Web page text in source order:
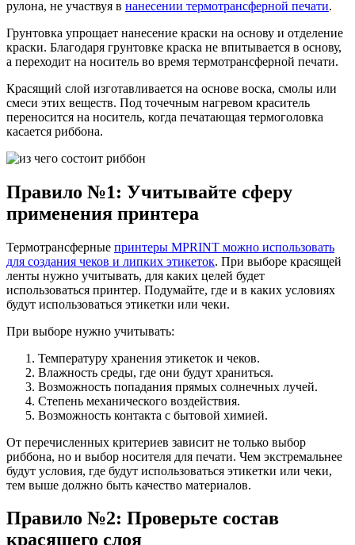
рулона, не участвуя в нанесении термотрансферной печати.
Грунтовка упрощает нанесение краски на основу и отделение
краски. Благодаря грунтовке краска не впитывается в основу,
а переходит на носитель во время термотрансферной печати.
Красящий слой изготавливается на основе воска, смолы или
смеси этих веществ. Под точечным нагревом краситель
переносится на носитель, когда печатающая термоголовка
касается риббона.
Правило №1: Учитывайте сферу
применения принтера
Термотрансферные принтеры MPRINT можно использовать
для создания чеков и липких этикеток. При выборе красящей
ленты нужно учитывать, для каких целей будет
использоваться принтер. Подумайте, где и в каких условиях
будут использоваться этикетки или чеки.
При выборе нужно учитывать:
Температуру хранения этикеток и чеков.
Влажность среды, где они будут храниться.
Возможность попадания прямых солнечных лучей.
Степень механического воздействия.
Возможность контакта с бытовой химией.
От перечисленных критериев зависит не только выбор
риббона, но и выбор носителя для печати. Чем экстремальнее
будут условия, где будут использоваться этикетки или чеки,
тем выше должно быть качество материалов.
Правило №2: Проверьте состав
красящего слоя